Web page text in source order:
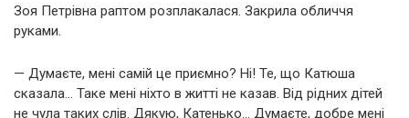
Зоя Петрівна раптом розплакалася. Закрила обличчя
руками.
— Думаєте, мені самій це приємно? Ні! Те, що Катюша
сказала… Таке мені ніхто в житті не казав. Від рідних дітей
не чула таких слів. Дякую, Катенько… Думаєте, добре мені